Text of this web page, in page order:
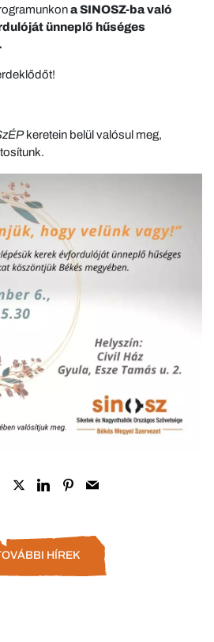
a SINOSZ-ba való
ünneplő hűséges
keretein belül valósul meg,
HÍREK